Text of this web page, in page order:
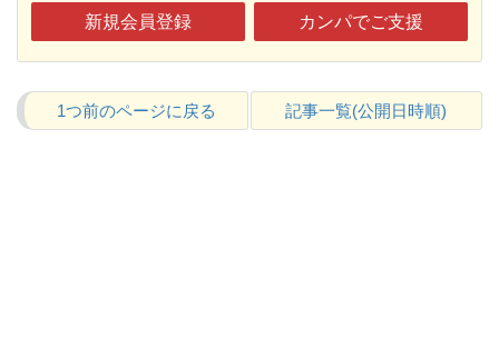
新規会員登録 カンパでご支援
1つ前のページに戻る 記事一覧(公開日時順)